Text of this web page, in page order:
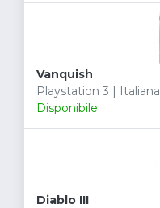
Vanquish
Playstation 3 | Italiana
Disponibile
Diablo III